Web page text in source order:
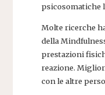
psicosomatiche
Molte ricerche
della
prestazioni
reazione.
con le altre